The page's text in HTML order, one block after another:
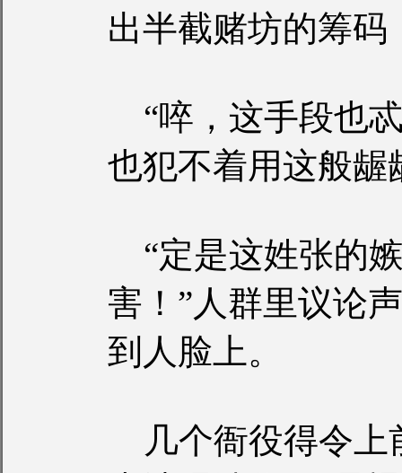
出半截赌坊的筹码
“啐，这手段也
也犯不着用这般龌
“定是这姓张的
害！”人群里议论
到人脸上。
几个衙役得令上